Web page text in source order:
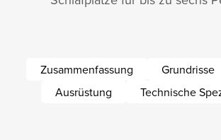
Zusammenfassung Grundrisse
Ausrüstung
Technische